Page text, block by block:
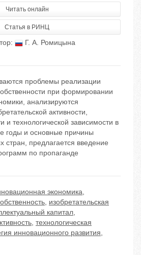
Читать онлайн
Статья в РИНЦ
Г. А. Ромицына
проблемы реализации
при формировании
анализируются
активности,
и технологической зависимости в
годы и основные причины
стран, предлагается введение
по пропаганде
экономика,
, изобретательская
капитал,
, технологическая
инновационного развития,